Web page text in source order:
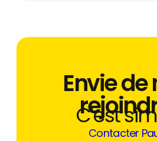
Envie de
C'est
Contacter